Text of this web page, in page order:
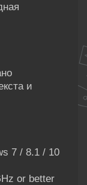
и
7 / 8.1 / 10
or better